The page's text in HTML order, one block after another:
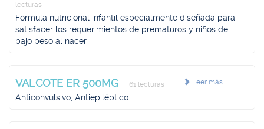
lecturas
Fórmula nutricional infantil especialmente diseñada para
satisfacer los requerimientos de prematuros y niños de
bajo peso al nacer
Leer más
VALCOTE ER 500MG 61 lecturas
Anticonvulsivo, Antiepiléptico